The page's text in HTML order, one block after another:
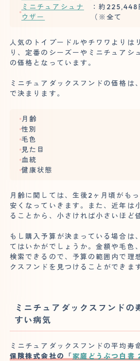
ミニチュアシュナ
ウザー
：約225,448
（※全て
人気のトイプードルやチワワよりは
り、定番のシーズーやミニチュアシ
の価格となっています。
ミニチュアダックスフンドの価格は
で決まります。
月齢
性別
毛色
見た目
血統
健康状態
月齢に関しては、生後2ヶ月頃がも
安くなっていきます。また、近年は
ることから、小さければ小さいほど
もし購入予算が決まっている場合は、
てはいかがでしょうか。金額や毛色
検索できるので、予算の範囲内で理
クスフンドを見つけることができま
ミニチュアダックスフンドの
すい病気
ミニチュアダックスフンドの平均寿
保険株式会社の「家庭どうぶつ白書